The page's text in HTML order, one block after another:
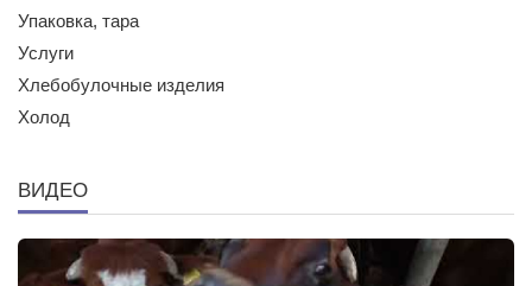
Упаковка, тара
Услуги
Хлебобулочные изделия
Холод
ВИДЕО